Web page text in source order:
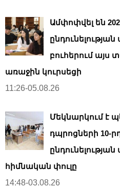
Ամփոփվել են
ընդունելության
բուհերում այս
առաջին կուրսեցի
11:26-05.08.26
Մեկնարկում է
դպրոցների 10-
հիմնական փուլը
14:48-03.08.26